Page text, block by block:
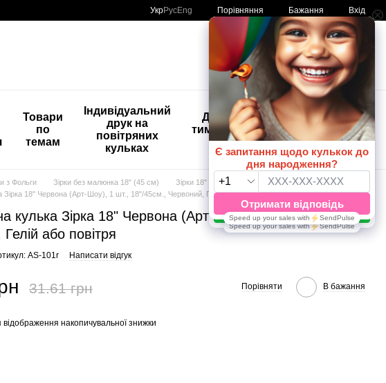
УкрРусEng Порівняння Бажання Вхід
Мій кошик
Товари
по
темам
Індивідуальний
друк на
повітряних
кульках
Дитяче
тимчасове
тату
🚨🚨🚨
Розпродаж
Кульки з
друком😀
🎈
з Фольги Зірки без малюнка 18" (45 см) Зірки 18"
Зірки 18" ТМ Артшоу Латекс Балунс
Зірка 18" Червона (Арт-Шоу), 1 шт., 18"/45см., Червоний, Гелій або повітря
кулька Зірка 18" Червона (Арт-Шоу), 1 шт., 18"/45см.,
або повітря
AS-101r Написати відгук
31.61 грн Порівняти В бажання
відображення накопичувальної знижки